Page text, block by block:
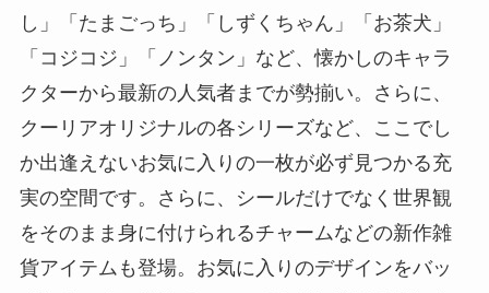
し」「たまごっち」「しずくちゃん」「お茶犬」
「コジコジ」「ノンタン」など、懐かしのキャラ
クターから最新の人気者までが勢揃い。さらに、
クーリアオリジナルの各シリーズなど、ここでし
か出逢えないお気に入りの一枚が必ず見つかる充
実の空間です。さらに、シールだけでなく世界観
をそのまま身に付けられるチャームなどの新作雑
貨アイテムも登場。お気に入りのデザインをバッ